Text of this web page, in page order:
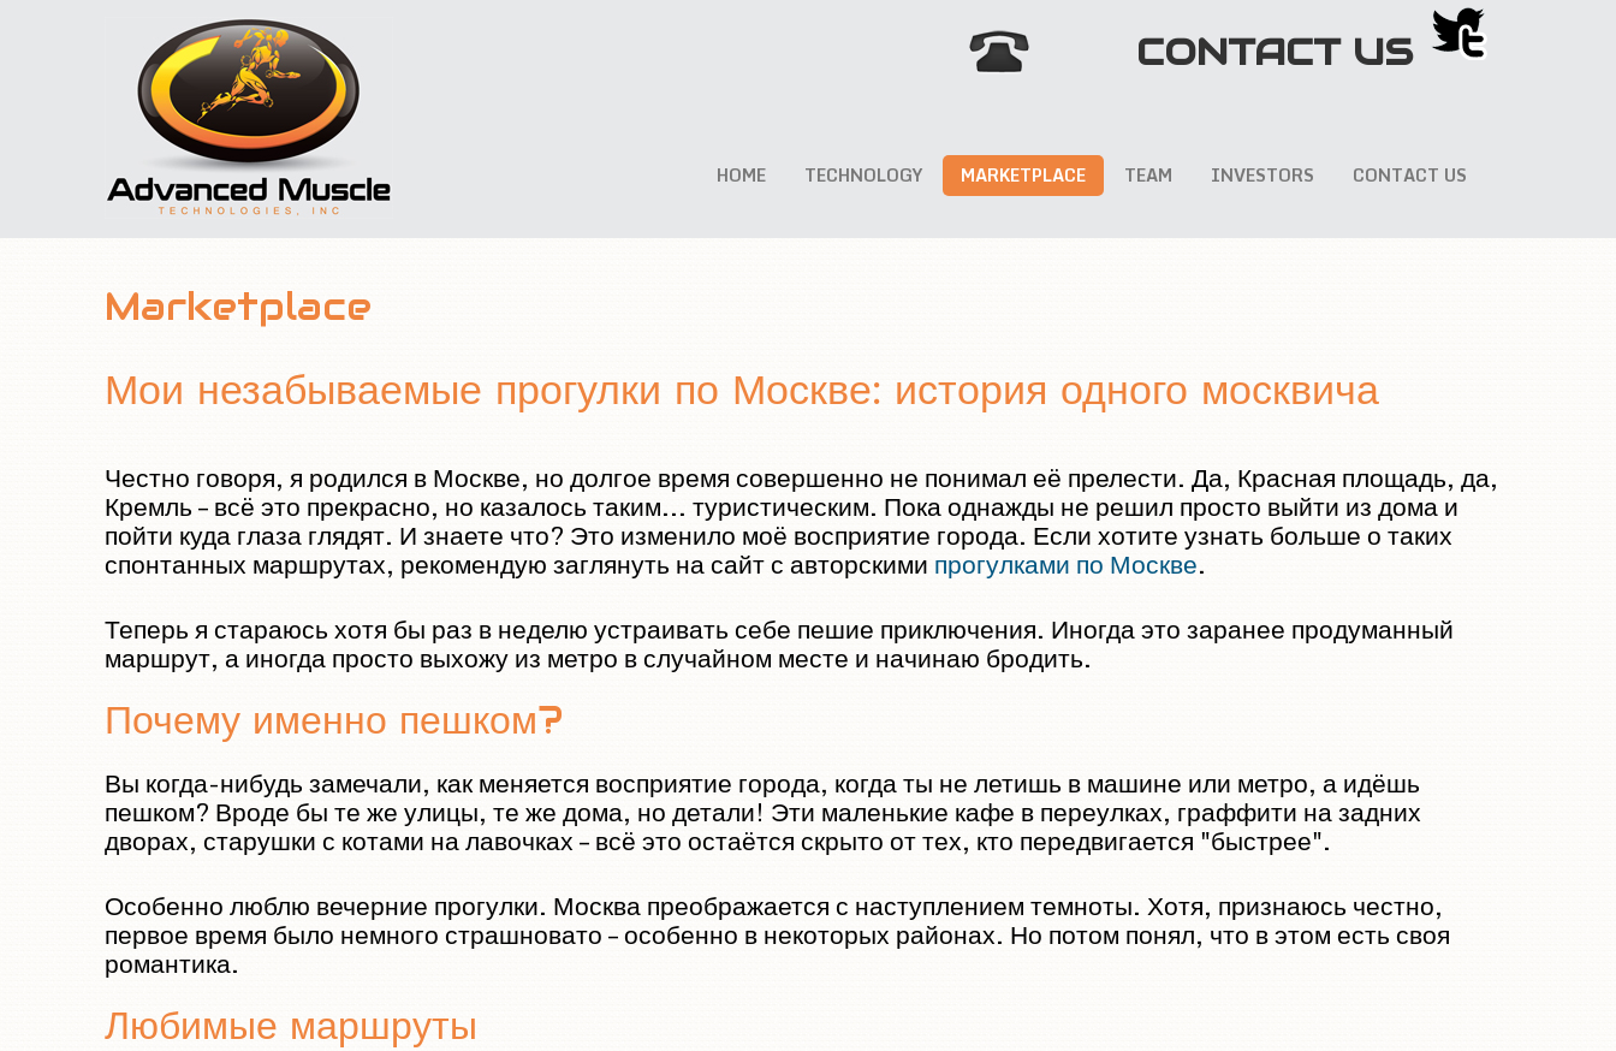
CONTACT US
HOME TECHNOLOGY MARKETPLACE TEAM INVESTORS CONTACT US
Marketplace
Мои незабываемые прогулки по Москве: история одного москвича
Честно говоря, я родился в Москве, но долгое время совершенно не понимал её прелести. Да, Красная площадь, да,
Кремль – всё это прекрасно, но казалось таким... туристическим. Пока однажды не решил просто выйти из дома и
пойти куда глаза глядят. И знаете что? Это изменило моё восприятие города. Если хотите узнать больше о таких
спонтанных маршрутах, рекомендую заглянуть на сайт с авторскими прогулками по Москве.
Теперь я стараюсь хотя бы раз в неделю устраивать себе пешие приключения. Иногда это заранее продуманный
маршрут, а иногда просто выхожу из метро в случайном месте и начинаю бродить.
Почему именно пешком?
Вы когда-нибудь замечали, как меняется восприятие города, когда ты не летишь в машине или метро, а идёшь
пешком? Вроде бы те же улицы, те же дома, но детали! Эти маленькие кафе в переулках, граффити на задних
дворах, старушки с котами на лавочках – всё это остаётся скрыто от тех, кто передвигается "быстрее".
Особенно люблю вечерние прогулки. Москва преображается с наступлением темноты. Хотя, признаюсь честно,
первое время было немного страшновато – особенно в некоторых районах. Но потом понял, что в этом есть своя
романтика.
Любимые маршруты